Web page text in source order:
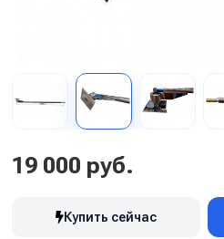
19 000 руб.
Купить сейчас